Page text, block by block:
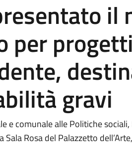
il
per
gravi
e comunale alle Politiche
Rosa del Palazzetto